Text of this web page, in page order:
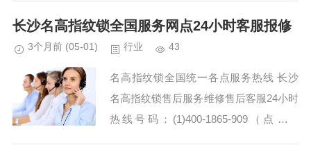
市服务中心 中...
长沙名高指纹锁全国服务网点24小时客服报修
3个月前 (05-01) 行业 43
名高指纹锁全国统一各点服务热线 长沙
名高指纹锁售后服务维修售后客服24小时
热线号码：(1)400-1865-909（点击咨